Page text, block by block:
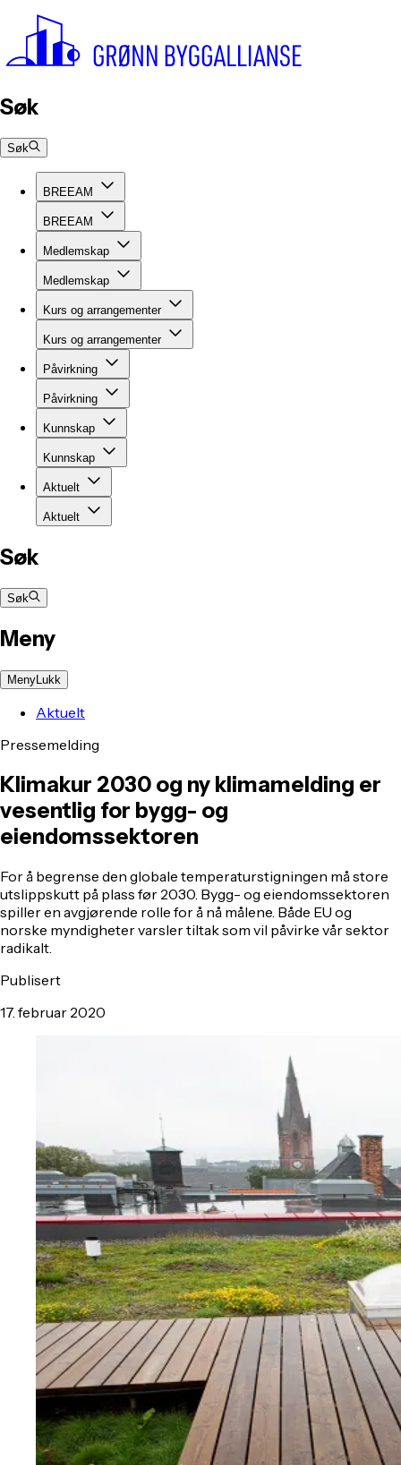
Søk
Søk
BREEAM
BREEAM
Medlemskap
Medlemskap
Kurs og arrangementer
Kurs og arrangementer
Påvirkning
Påvirkning
Kunnskap
Kunnskap
Aktuelt
Aktuelt
Søk
Søk
Meny
MenyLukk
Aktuelt
Pressemelding
Klimakur 2030 og ny klimamelding er
vesentlig for bygg- og
eiendomssektoren
For å begrense den globale temperaturstigningen må store
utslippskutt på plass før 2030. Bygg- og eiendomssektoren
spiller en avgjørende rolle for å nå målene. Både EU og
norske myndigheter varsler tiltak som vil påvirke vår sektor
radikalt.
Publisert
17. februar 2020